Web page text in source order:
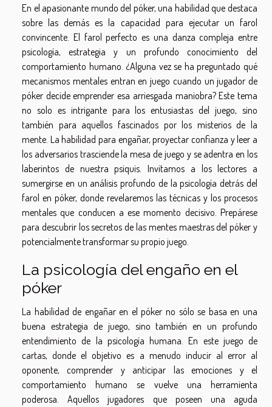
En el apasionante mundo del póker, una habilidad que destaca
sobre las demás es la capacidad para ejecutar un farol
convincente. El farol perfecto es una danza compleja entre
psicología, estrategia y un profundo conocimiento del
comportamiento humano. ¿Alguna vez se ha preguntado qué
mecanismos mentales entran en juego cuando un jugador de
póker decide emprender esa arriesgada maniobra? Este tema
no solo es intrigante para los entusiastas del juego, sino
también para aquellos fascinados por los misterios de la
mente. La habilidad para engañar, proyectar confianza y leer a
los adversarios trasciende la mesa de juego y se adentra en los
laberintos de nuestra psiquis. Invitamos a los lectores a
sumergirse en un análisis profundo de la psicología detrás del
farol en póker, donde revelaremos las técnicas y los procesos
mentales que conducen a ese momento decisivo. Prepárese
para descubrir los secretos de las mentes maestras del póker y
potencialmente transformar su propio juego.
La psicología del engaño en el
póker
La habilidad de engañar en el póker no sólo se basa en una
buena estrategia de juego, sino también en un profundo
entendimiento de la psicología humana. En este juego de
cartas, donde el objetivo es a menudo inducir al error al
oponente, comprender y anticipar las emociones y el
comportamiento humano se vuelve una herramienta
poderosa. Aquellos jugadores que poseen una aguda